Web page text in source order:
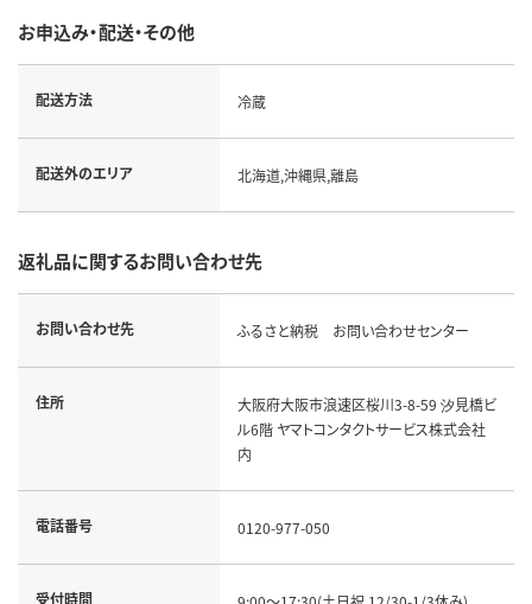
お申込み・配送・その他
配送方法 冷蔵
配送外のエリア 北海道,沖縄県,離島
返礼品に関するお問い合わせ先
お問い合わせ先 ふるさと納税 お問い合わせセンター
住所
大阪府大阪市浪速区桜川3-8-59 汐見橋ビ
ル6階 ヤマトコンタクトサービス株式会社
内
電話番号 0120-977-050
受付時間